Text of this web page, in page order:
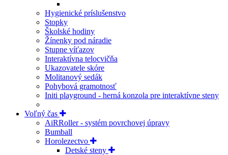
Hygienické príslušenstvo
Stopky
Školské hodiny
Žínenky pod náradie
Stupne víťazov
Interaktívna telocvičňa
Ukazovatele skóre
Molitanový sedák
Pohybová gramotnosť
Initi playground - herná konzola pre interaktívne steny
Voľný čas
AiRRoller - systém povrchovej úpravy
Bumball
Horolezectvo
Detské steny